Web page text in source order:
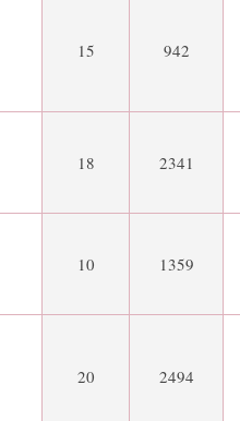
15 942
18 2341
10 1359
20 2494